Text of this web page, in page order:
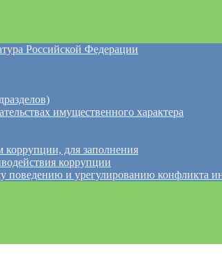
Российской Федерации
имущественного характера
для заполнения
коррупции
и урегулированию конфликта